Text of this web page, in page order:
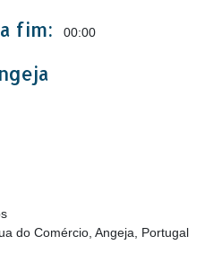
fim: 00:00
do Comércio, Angeja, Portugal